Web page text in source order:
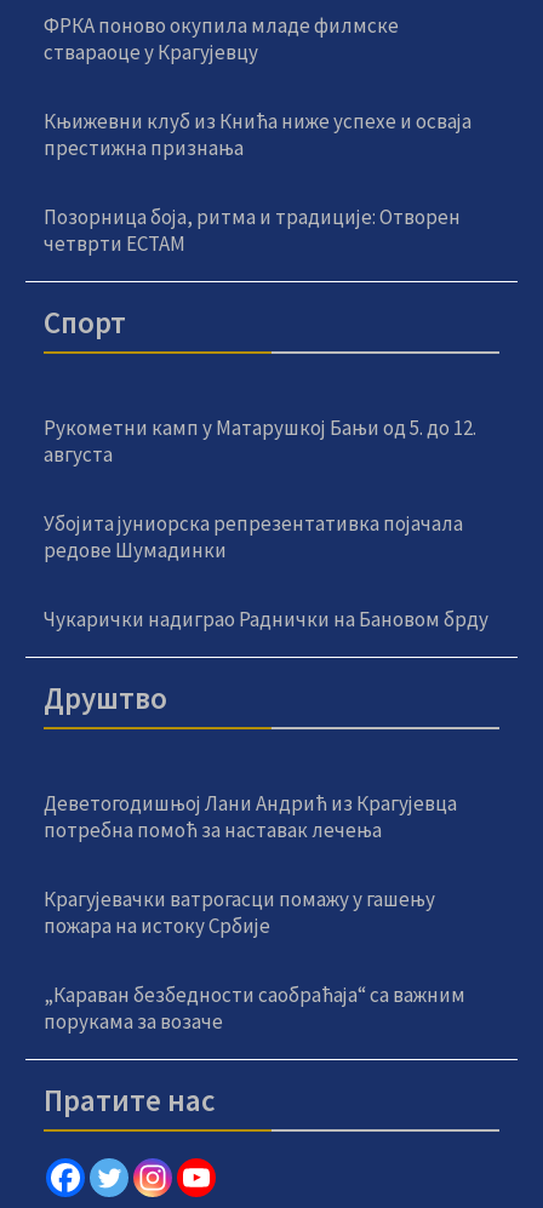
ФРКА поново окупила младе филмске
ствараоце у Крагујевцу
Књижевни клуб из Кнића ниже успехе и осваја
престижна признања
Позорница боја, ритма и традиције: Отворен
четврти ЕСТАМ
Спорт
Рукометни камп у Матарушкој Бањи од 5. до 12.
августа
Убојита јуниорска репрезентативка појачала
редове Шумадинки
Чукарички надиграо Раднички на Бановом брду
Друштво
Деветогодишњој Лани Андрић из Крагујевца
потребна помоћ за наставак лечења
Крагујевачки ватрогасци помажу у гашењу
пожара на истоку Србије
„Караван безбедности саобраћаја“ са важним
порукама за возаче
Пратите нас